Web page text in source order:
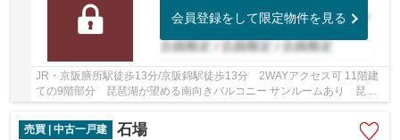
会員登録をして限定物件を見る
JR・京阪膳所駅徒歩13分/京阪錦駅徒歩13分 2WAYアクセス可 11階建
ての9階部分 琵琶湖が望める南向きバルコニー サンルームあり 琵琶
湖花火がご覧になれます 令和７年５月リフォーム...
売買 | 中古一戸建
石場